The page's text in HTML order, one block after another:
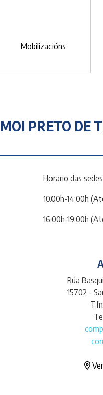
Mobilizacións
MOI PRETO DE
Horario das
10.00h-14:00h
16.00h-19:00h
Rúa
15702 -